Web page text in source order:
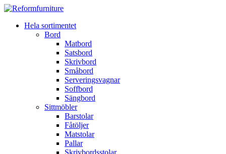
Hela sortimentet
Bord
Matbord
Satsbord
Skrivbord
Småbord
Serveringsvagnar
Soffbord
Sängbord
Sittmöbler
Barstolar
Fåtöljer
Matstolar
Pallar
Skrivbordsstolar